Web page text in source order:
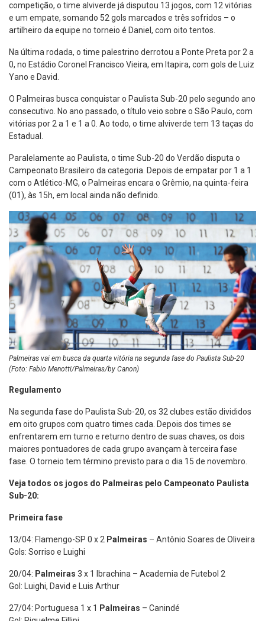
competição, o time alviverde já disputou 13 jogos, com 12 vitórias
e um empate, somando 52 gols marcados e três sofridos – o
artilheiro da equipe no torneio é Daniel, com oito tentos.
Na última rodada, o time palestrino derrotou a Ponte Preta por 2 a
0, no Estádio Coronel Francisco Vieira, em Itapira, com gols de Luiz
Yano e David.
O Palmeiras busca conquistar o Paulista Sub-20 pelo segundo ano
consecutivo. No ano passado, o título veio sobre o São Paulo, com
vitórias por 2 a 1 e 1 a 0. Ao todo, o time alviverde tem 13 taças do
Estadual.
Paralelamente ao Paulista, o time Sub-20 do Verdão disputa o
Campeonato Brasileiro da categoria. Depois de empatar por 1 a 1
com o Atlético-MG, o Palmeiras encara o Grêmio, na quinta-feira
(01), às 15h, em local ainda não definido.
Palmeiras vai em busca da quarta vitória na segunda fase do Paulista Sub-20
(Foto: Fabio Menotti/Palmeiras/by Canon)
Regulamento
Na segunda fase do Paulista Sub-20, os 32 clubes estão divididos
em oito grupos com quatro times cada. Depois dos times se
enfrentarem em turno e returno dentro de suas chaves, os dois
maiores pontuadores de cada grupo avançam à terceira fase
fase. O torneio tem término previsto para o dia 15 de novembro.
Veja todos os jogos do Palmeiras pelo Campeonato Paulista
Sub-20:
Primeira fase
13/04: Flamengo-SP 0 x 2 Palmeiras – Antônio Soares de Oliveira
Gols: Sorriso e Luighi
20/04: Palmeiras 3 x 1 Ibrachina – Academia de Futebol 2
Gol: Luighi, David e Luis Arthur
27/04: Portuguesa 1 x 1 Palmeiras – Canindé